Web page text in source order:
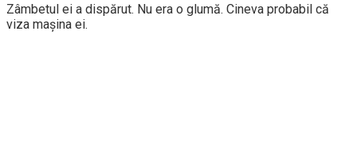
Zâmbetul ei a dispărut. Nu era o glumă. Cineva probabil că
viza mașina ei.